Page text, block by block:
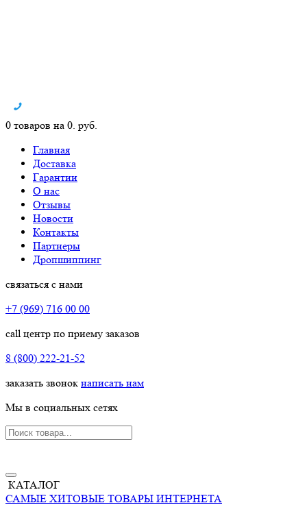
0 товаров на 0. руб.
Главная
Доставка
Гарантии
О нас
Отзывы
Новости
Контакты
Партнеры
Дропшиппинг
связаться с нами
+7 (969) 716 00 00
call центр по приему заказов
8 (800) 222-21-52
заказать звонок написать нам
Мы в социальных сетях
КАТАЛОГ
САМЫЕ ХИТОВЫЕ ТОВАРЫ ИНТЕРНЕТА